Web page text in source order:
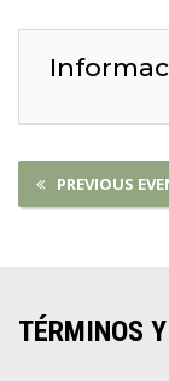
PREVIOUS
TÉRMINOS